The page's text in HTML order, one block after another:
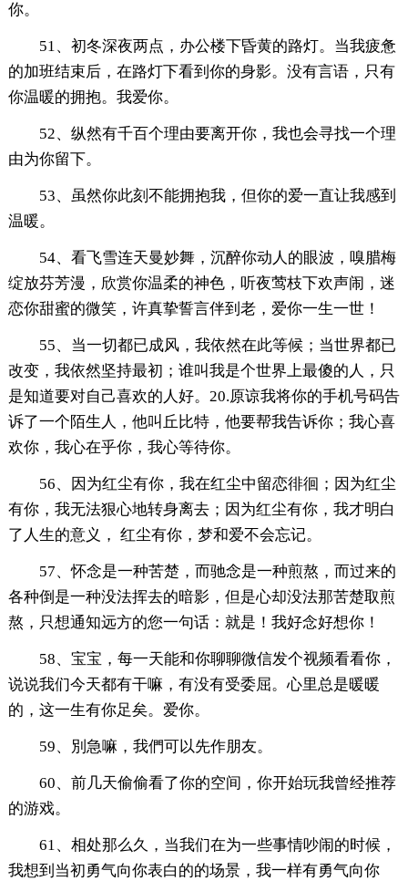
你。
51、初冬深夜两点，办公楼下昏黄的路灯。当我疲惫
的加班结束后，在路灯下看到你的身影。没有言语，只有
你温暖的拥抱。我爱你。
52、纵然有千百个理由要离开你，我也会寻找一个理
由为你留下。
53、虽然你此刻不能拥抱我，但你的爱一直让我感到
温暖。
54、看飞雪连天曼妙舞，沉醉你动人的眼波，嗅腊梅
绽放芬芳漫，欣赏你温柔的神色，听夜莺枝下欢声闹，迷
恋你甜蜜的微笑，许真挚誓言伴到老，爱你一生一世！
55、当一切都已成风，我依然在此等候；当世界都已
改变，我依然坚持最初；谁叫我是个世界上最傻的人，只
是知道要对自己喜欢的人好。20.原谅我将你的手机号码告
诉了一个陌生人，他叫丘比特，他要帮我告诉你；我心喜
欢你，我心在乎你，我心等待你。
56、因为红尘有你，我在红尘中留恋徘徊；因为红尘
有你，我无法狠心地转身离去；因为红尘有你，我才明白
了人生的意义， 红尘有你，梦和爱不会忘记。
57、怀念是一种苦楚，而驰念是一种煎熬，而过来的
各种倒是一种没法挥去的暗影，但是心却没法那苦楚取煎
熬，只想通知远方的您一句话：就是！我好念好想你！
58、宝宝，每一天能和你聊聊微信发个视频看看你，
说说我们今天都有干嘛，有没有受委屈。心里总是暖暖
的，这一生有你足矣。爱你。
59、別急嘛，我們可以先作朋友。
60、前几天偷偷看了你的空间，你开始玩我曾经推荐
的游戏。
61、相处那么久，当我们在为一些事情吵闹的时候，
我想到当初勇气向你表白的的场景，我一样有勇气向你